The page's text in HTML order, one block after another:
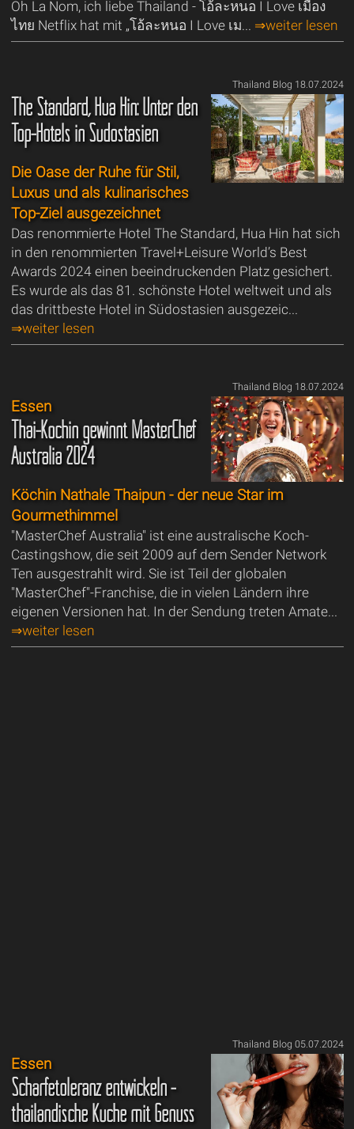
Oh La Nom, ich liebe Thailand - โอ้ละหนอ I Love เมือง
ไทย Netflix hat mit „โอ้ละหนอ I Love เม... ⇒weiter lesen
Thailand Blog 18.07.2024
The Standard, Hua Hin: Unter den
Top-Hotels in Südostasien
Die Oase der Ruhe für Stil,
Luxus und als kulinarisches
Top-Ziel ausgezeichnet
Das renommierte Hotel The Standard, Hua Hin hat sich
in den renommierten Travel+Leisure World’s Best
Awards 2024 einen beeindruckenden Platz gesichert.
Es wurde als das 81. schönste Hotel weltweit und als
das drittbeste Hotel in Südostasien ausgezeic...
⇒weiter lesen
Thailand Blog 18.07.2024
Essen
Thai-Köchin gewinnt MasterChef
Australia 2024
Köchin Nathale Thaipun - der neue Star im
Gourmethimmel
"MasterChef Australia" ist eine australische Koch-
Castingshow, die seit 2009 auf dem Sender Network
Ten ausgestrahlt wird. Sie ist Teil der globalen
"MasterChef"-Franchise, die in vielen Ländern ihre
eigenen Versionen hat. In der Sendung treten Amate...
⇒weiter lesen
Thailand Blog 05.07.2024
Essen
Schärfetoleranz entwickeln -
thailändische Küche mit Genuss